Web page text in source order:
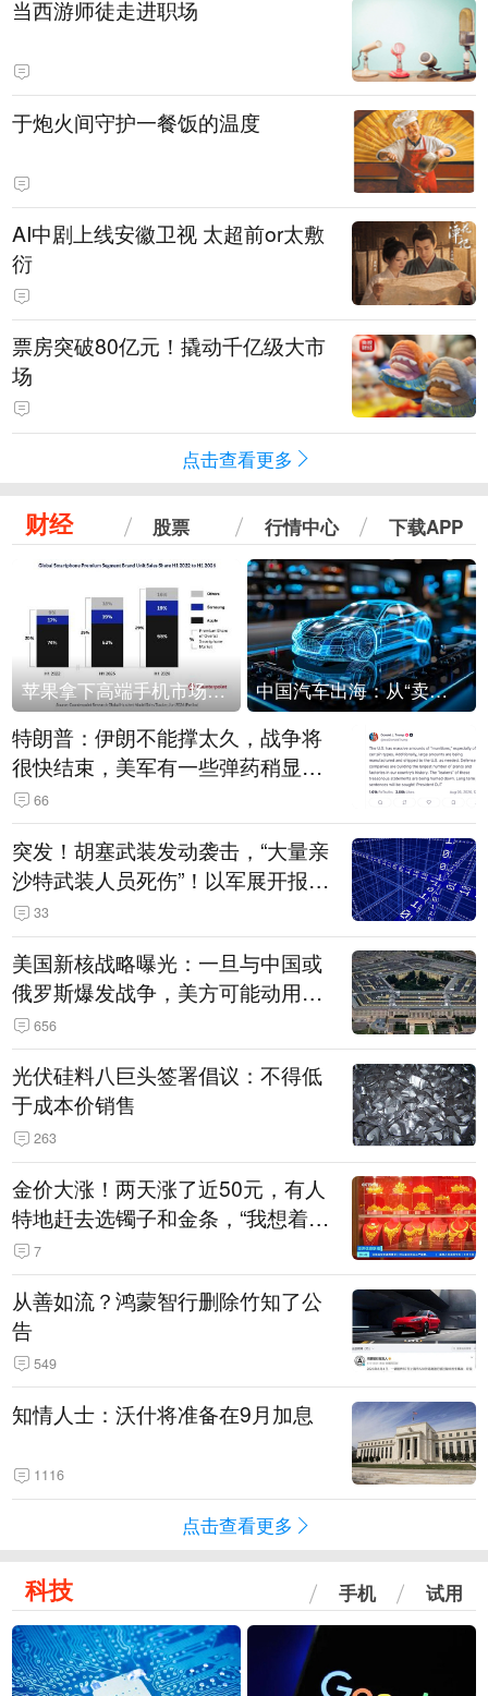
当西游师徒走进职场
于炮火间守护一餐饭的温度
AI中剧上线安徽卫视 太超前or太敷
衍
票房突破80亿元！撬动千亿级大市
场
点击查看更多
财经 股票 行情中心 下载APP
苹果拿下高端手机市场65%的份额：iPhone 17系列功不可没 中国汽车出海：从“卖出去”到“走进去”
特朗普：伊朗不能撑太久，战争将
很快结束，美军有一些弹药稍显紧
张！伊朗公布拟议的海峡管理文本
66
突发！胡塞武装发动袭击，“大量亲
沙特武装人员死伤”！以军展开报复
性空袭
33
美国新核战略曝光：一旦与中国或
俄罗斯爆发战争，美方可能动用战
术核武器
656
光伏硅料八巨头签署倡议：不得低
于成本价销售
263
金价大涨！两天涨了近50元，有人
特地赶去选镯子和金条，“我想着买
起来可以保值，小批量进一些货”
7
从善如流？鸿蒙智行删除竹知了公
告
549
知情人士：沃什将准备在9月加息
1116
点击查看更多
科技 手机 试用